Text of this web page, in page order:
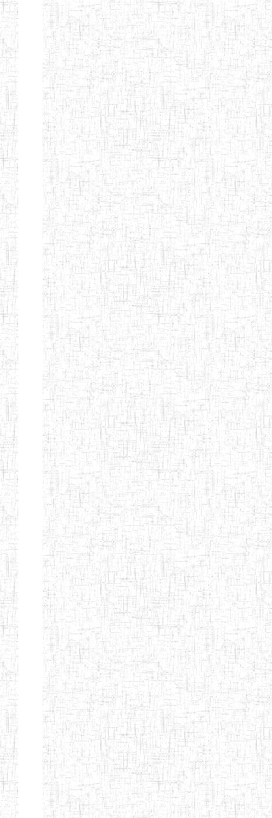
SAINT
ANDREW'S BTTC
28/12/2007 ENIEG
MODEL
INCLUSIVE
BILINGUAL
TEACHER
TRAINING
INSTITUTE
08/09/2015 ENIEG
CEFED/SPED/TTI
SANTA
17/11/2008 ENIEG
PTTC MBENGWI 06/08/1990 ENIEG
FULL GOSPEL
BTTC MBENGWI
02/10/1998 ENIEG
BAPTIST
TEACHERS
TRAINING
COLLEGE
08/08/1983 ENIEG
KENCHOLIA
TEACHER'S
TRAINING
COLLEGE
"K.T.T.C NDOP"
15/09/2015 ENIEG
ENIEG PRIVEE
BILINGUE
LAIQUE LES
PERFORMANCES
PEDAGOGIQUES
01/09/2015 ENIEG
ENIEG DU HAUT
NKAM
12/08/2013 ENIEG
ENIEG BILINGUE
DE L'IPEP DE
BANDJOUN
05/09/2003 ENIEG
ENIEG PRIVEE
NANFAH
07/09/2012 ENIEG
ENPIEG TERESA
JANE
14/03/2014 ENIEG